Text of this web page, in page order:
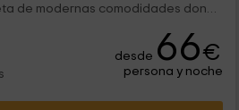
de modernas comodidades donde
desde 66€
persona y noche